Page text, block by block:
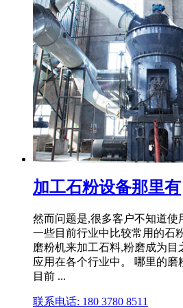
加工石粉设备那里有
然而问题是,很多客户不知道使
一些目前行业中比较常用的石
磨粉机来加工石料,粉磨成为
应用在各个行业中。 哪里的磨
目前 ...
联系电话: 180 3780 8511